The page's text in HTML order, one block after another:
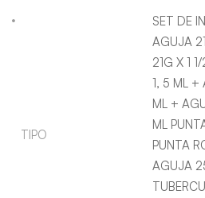
TIPO
SET DE
AGUJA
21G X 1
1, 5 ML +
ML +
ML
PUNTA
AGUJA